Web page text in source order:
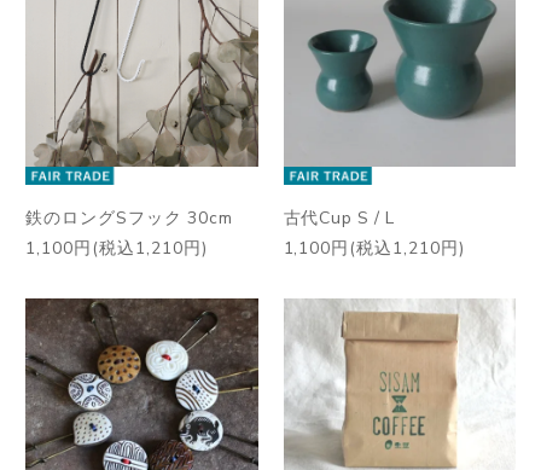
鉄のロングSフック 30cm
1,100円(税込1,210円)
古代Cup S / L
1,100円(税込1,210円)